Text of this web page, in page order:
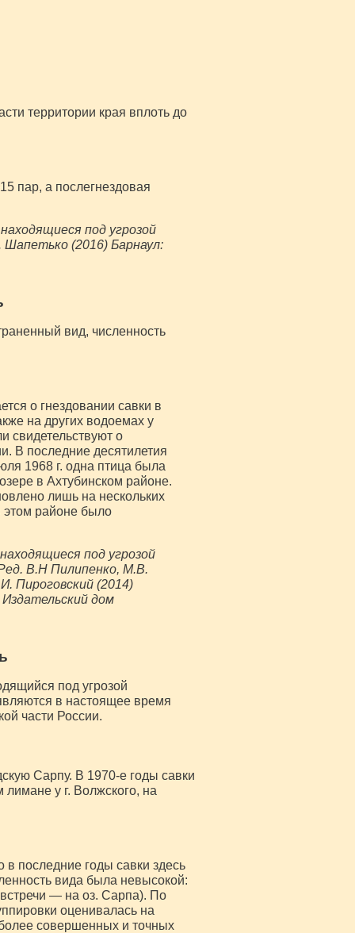
территории края вплоть до
пар, а послегнездовая
под угрозой
(2016) Барнаул:
вид, численность
о гнездовании савки в
на других водоемах у
свидетельствуют о
В последние десятилетия
1968 г. одна птица была
в Ахтубинском районе.
лишь на нескольких
этом районе было
под угрозой
В.Н Пилипенко, М.В.
Пироговский (2014)
дом
под угрозой
в настоящее время
части России.
Сарпу. В 1970-е годы савки
у г. Волжского, на
последние годы савки здесь
вида была невысокой:
— на оз. Сарпа). По
оценивалась на
совершенных и точных